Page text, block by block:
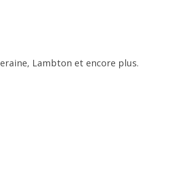
Lambton et encore plus.